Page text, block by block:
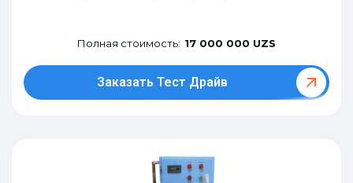
Полная стоимость: 17 000 000 UZS
Заказать Тест Драйв